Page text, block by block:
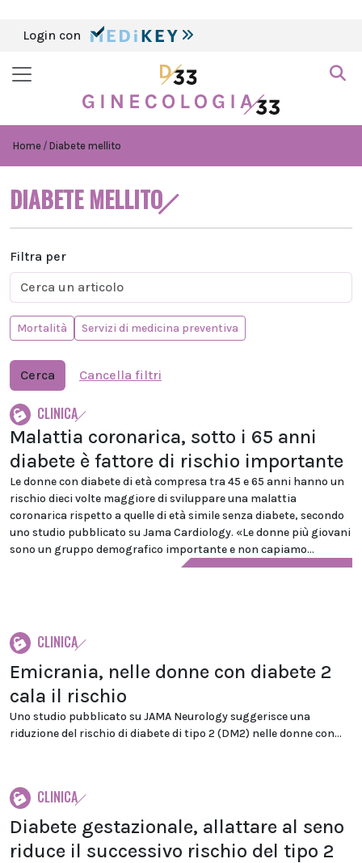
Login con
Home Diabete mellito
DIABETE MELLITO
Filtra per
Mortalità Servizi di medicina preventiva
Cerca Cancella filtri
CLINICA
Malattia coronarica, sotto i 65 anni
diabete è fattore di rischio importante
Le donne con diabete di età compresa tra 45 e 65 anni hanno un
rischio dieci volte maggiore di sviluppare una malattia
coronarica rispetto a quelle di età simile senza diabete, secondo
uno studio pubblicato su Jama Cardiology. «Le donne più giovani
sono un gruppo demografico importante e non capiamo...
CLINICA
Emicrania, nelle donne con diabete 2
cala il rischio
Uno studio pubblicato su JAMA Neurology suggerisce una
riduzione del rischio di diabete di tipo 2 (DM2) nelle donne con...
CLINICA
Diabete gestazionale, allattare al seno
riduce il successivo rischio del tipo 2